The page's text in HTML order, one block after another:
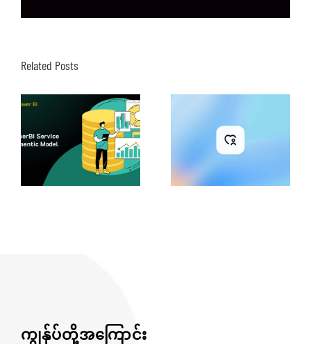
Related Posts
ကျွန်ုပ်တို့အကြောင်း